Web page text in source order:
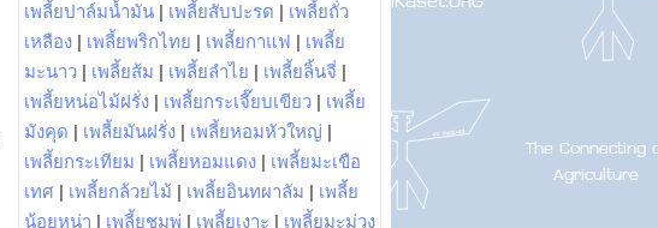
เพลี้ยปาล์มน้ำมัน | เพลี้ยสับปะรด | เพลี้ยถั่ว
เหลือง | เพลี้ยพริกไทย | เพลี้ยกาแฟ | เพลี้ย
มะนาว | เพลี้ยส้ม | เพลี้ยลำไย | เพลี้ยลิ้นจี่ |
เพลี้ยหน่อไม้ฝรั่ง | เพลี้ยกระเจี๊ยบเขียว | เพลี้ย
มังคุด | เพลี้ยมันฝรั่ง | เพลี้ยหอมหัวใหญ่ |
เพลี้ยกระเทียม | เพลี้ยหอมแดง | เพลี้ยมะเขือ
เทศ | เพลี้ยกล้วยไม้ | เพลี้ยอินทผาลัม | เพลี้ย
น้อยหน่า | เพลี้ยชมพู่ | เพลี้ยเงาะ | เพลี้ยมะม่วง